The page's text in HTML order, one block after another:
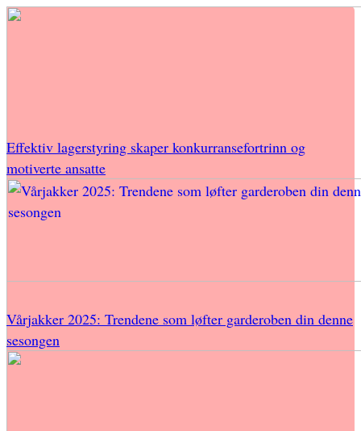
Effektiv lagerstyring skaper konkurransefortrinn og
motiverte ansatte
Vårjakker 2025: Trendene som løfter garderoben din denne
sesongen